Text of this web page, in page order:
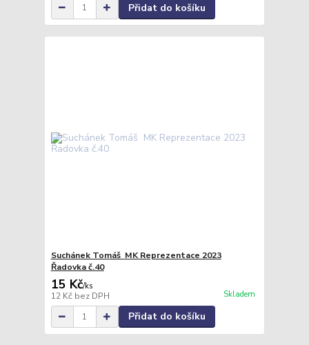
Přidat do košíku
Suchánek Tomáš MK Reprezentace 2023
Řadovka č.40
15 Kč/ks
12 Kč bez DPH Skladem
Přidat do košíku